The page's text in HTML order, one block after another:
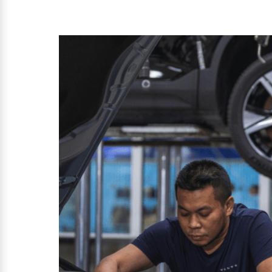
Aktuelle Serviceangebote
Service by Volvo